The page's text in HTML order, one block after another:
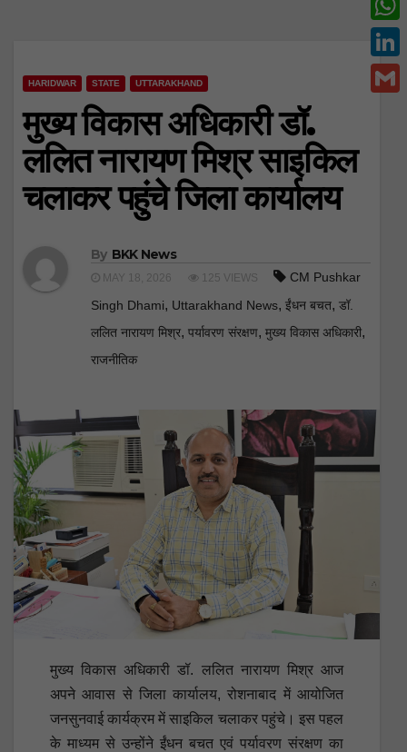
HARIDWAR STATE UTTARAKHAND
मुख्य विकास अधिकारी डॉ.
ललित नारायण मिश्र साइकिल
चलाकर पहुंचे जिला कार्यालय
By BKK News
MAY 18, 2026 125 VIEWS
CM Pushkar
Singh Dhami, Uttarakhand News, ईंधन बचत, डॉ.
ललित नारायण मिश्र, पर्यावरण संरक्षण, मुख्य विकास अधिकारी,
राजनीतिक
मुख्य विकास अधिकारी डॉ. ललित नारायण मिश्र आज
अपने आवास से जिला कार्यालय, रोशनाबाद में आयोजित
जनसुनवाई कार्यक्रम में साइकिल चलाकर पहुंचे। इस पहल
के माध्यम से उन्होंने ईंधन बचत एवं पर्यावरण संरक्षण का
c
e
w
i
W
h
a
L